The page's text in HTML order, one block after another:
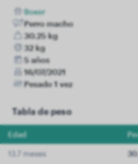
Boxer
Perro macho
30.25 kg
32 kg
5 años
16/07/2021
Pesado 1 vez
Tabla de peso
Edad
13.7 meses